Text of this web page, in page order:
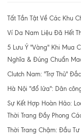
Tất Tần Tật Về Các Khu
Ví Da Nam Liệu Đã Hết
5 Lưu Ý "Vàng" Khi Mua
Nghĩa & Đúng Chuẩn
Clutch Nam: "Trợ Thủ"
Hà Nội "đổ lửa": Dân
Sự Kết Hợp Hoàn Hảo:
Thời Trang Đầy Phong
Thời Trang Chậm: Đầu